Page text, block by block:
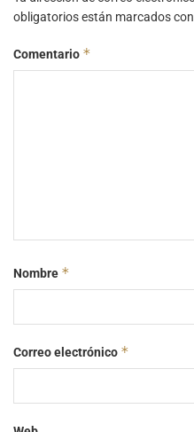
obligatorios están marcados con
Comentario *
Nombre *
Correo electrónico *